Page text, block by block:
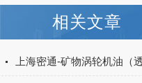
相关文章